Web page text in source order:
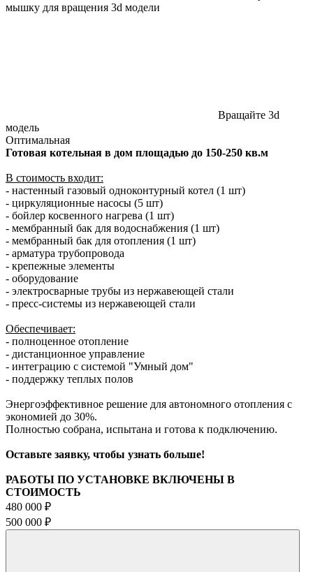
мышку для вращения 3d модели
Вращайте 3d
модель
Оптимальная
Готовая котельная в дом площадью до 150-250 кв.м
В стоимость входит:
- настенный газовый одноконтурный котел (1 шт)
- циркуляционные насосы (5 шт)
- бойлер косвенного нагрева (1 шт)
- мембранный бак для водоснабжения (1 шт)
- мембранный бак для отопления (1 шт)
- арматура трубопровода
- крепежные элементы
- оборудование
- электросварные трубы из нержавеющей стали
- пресс-системы из нержавеющей стали
Обеспечивает:
- полноценное отопление
- дистанционное управление
- интеграцию с системой "Умный дом"
- поддержку теплых полов
Энергоэффективное решение для автономного отопления с
экономией до 30%.
Полностью собрана, испытана и готова к подключению.
Оставьте заявку, чтобы узнать больше!
РАБОТЫ ПО УСТАНОВКЕ ВКЛЮЧЕНЫ В
СТОИМОСТЬ
480 000 ₽
500 000 ₽